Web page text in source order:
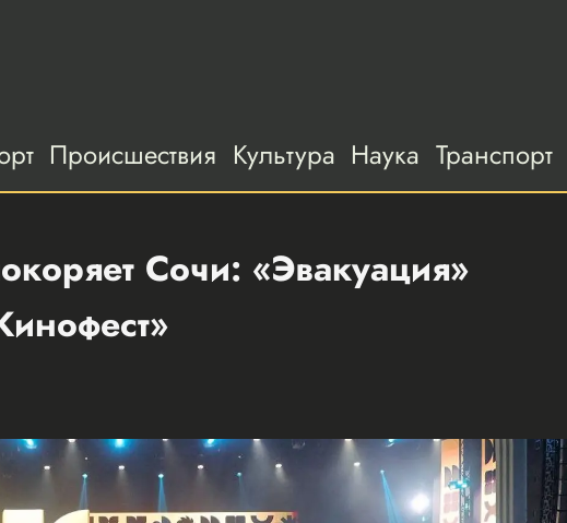
Происшествия Культура Наука Транспорт
Сочи: «Эвакуация»